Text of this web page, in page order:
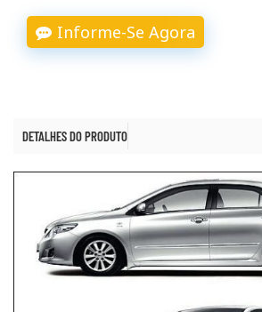
Informe-Se Agora
DETALHES DO PRODUTO